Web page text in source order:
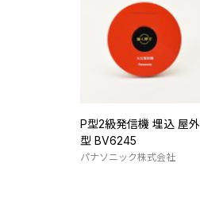
P型2級発信機 埋込 屋外
型 BV6245
パナソニック株式会社